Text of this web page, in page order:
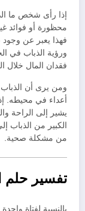
إذا رأى شخص ما
محظورة أو فوائد
فهذا يعبر عن
ورؤية الذباب في
فقدان المال خلال
ومن يرى أن
أعداء في محيطه.
يشير إلى الراحة
الكبير من الذباب
من مشكلة صحية.
تفسير حلم